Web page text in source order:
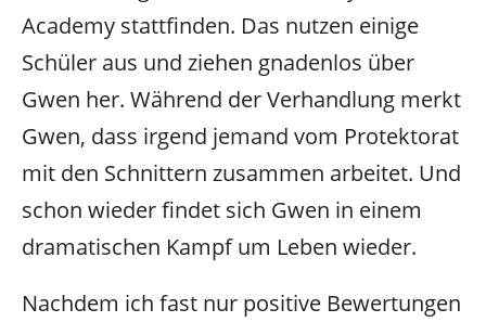
Academy stattfinden. Das nutzen einige
Schüler aus und ziehen gnadenlos über
Gwen her. Während der Verhandlung merkt
Gwen, dass irgend jemand vom Protektorat
mit den Schnittern zusammen arbeitet. Und
schon wieder findet sich Gwen in einem
dramatischen Kampf um Leben wieder.
Nachdem ich fast nur positive Bewertungen